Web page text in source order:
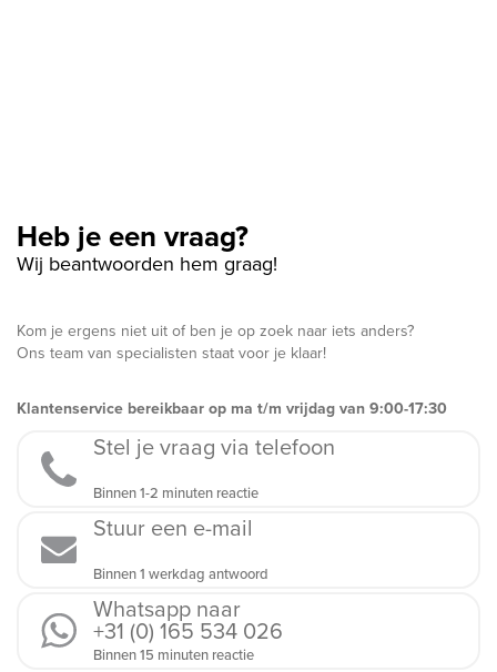
Heb je een vraag?
Wij beantwoorden hem graag!
Kom je ergens niet uit of ben je op zoek naar iets anders?
Ons team van specialisten staat voor je klaar!
Klantenservice bereikbaar op ma t/m vrijdag van 9:00-17:30
Stel je vraag via telefoon
Binnen 1-2 minuten reactie
Stuur een e-mail
Binnen 1 werkdag antwoord
Whatsapp naar
+31 (0) 165 534 026
Binnen 15 minuten reactie